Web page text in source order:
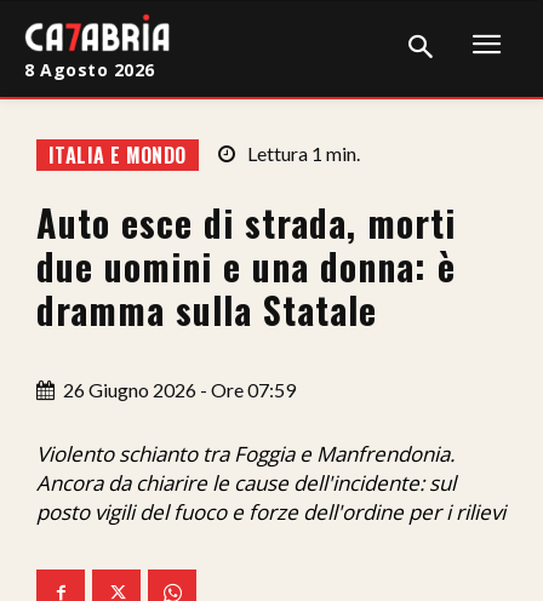
Cronaca
Giudiziaria
Politica
Attualità
Sanità
Economia
8 Agosto 2026
ITALIA E MONDO Lettura 1 min.
Auto esce di strada, morti
due uomini e una donna: è
dramma sulla Statale
26 Giugno 2026 - Ore 07:59
Violento schianto tra Foggia e Manfrendonia.
Ancora da chiarire le cause dell'incidente: sul
posto vigili del fuoco e forze dell'ordine per i rilievi